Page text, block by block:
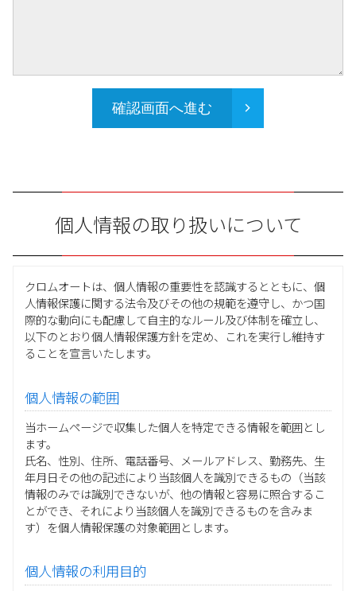
確認画面へ進む
個人情報の取り扱いについて
クロムオートは、個人情報の重要性を認識するとともに、個
人情報保護に関する法令及びその他の規範を遵守し、かつ国
際的な動向にも配慮して自主的なルール及び体制を確立し、
以下のとおり個人情報保護方針を定め、これを実行し維持す
ることを宣言いたします。
個人情報の範囲
当ホームページで収集した個人を特定できる情報を範囲とし
ます。
氏名、性別、住所、電話番号、メールアドレス、勤務先、生
年月日その他の記述により当該個人を識別できるもの（当該
情報のみでは識別できないが、他の情報と容易に照合するこ
とができ、それにより当該個人を識別できるものを含みま
す）を個人情報保護の対象範囲とします。
個人情報の利用目的